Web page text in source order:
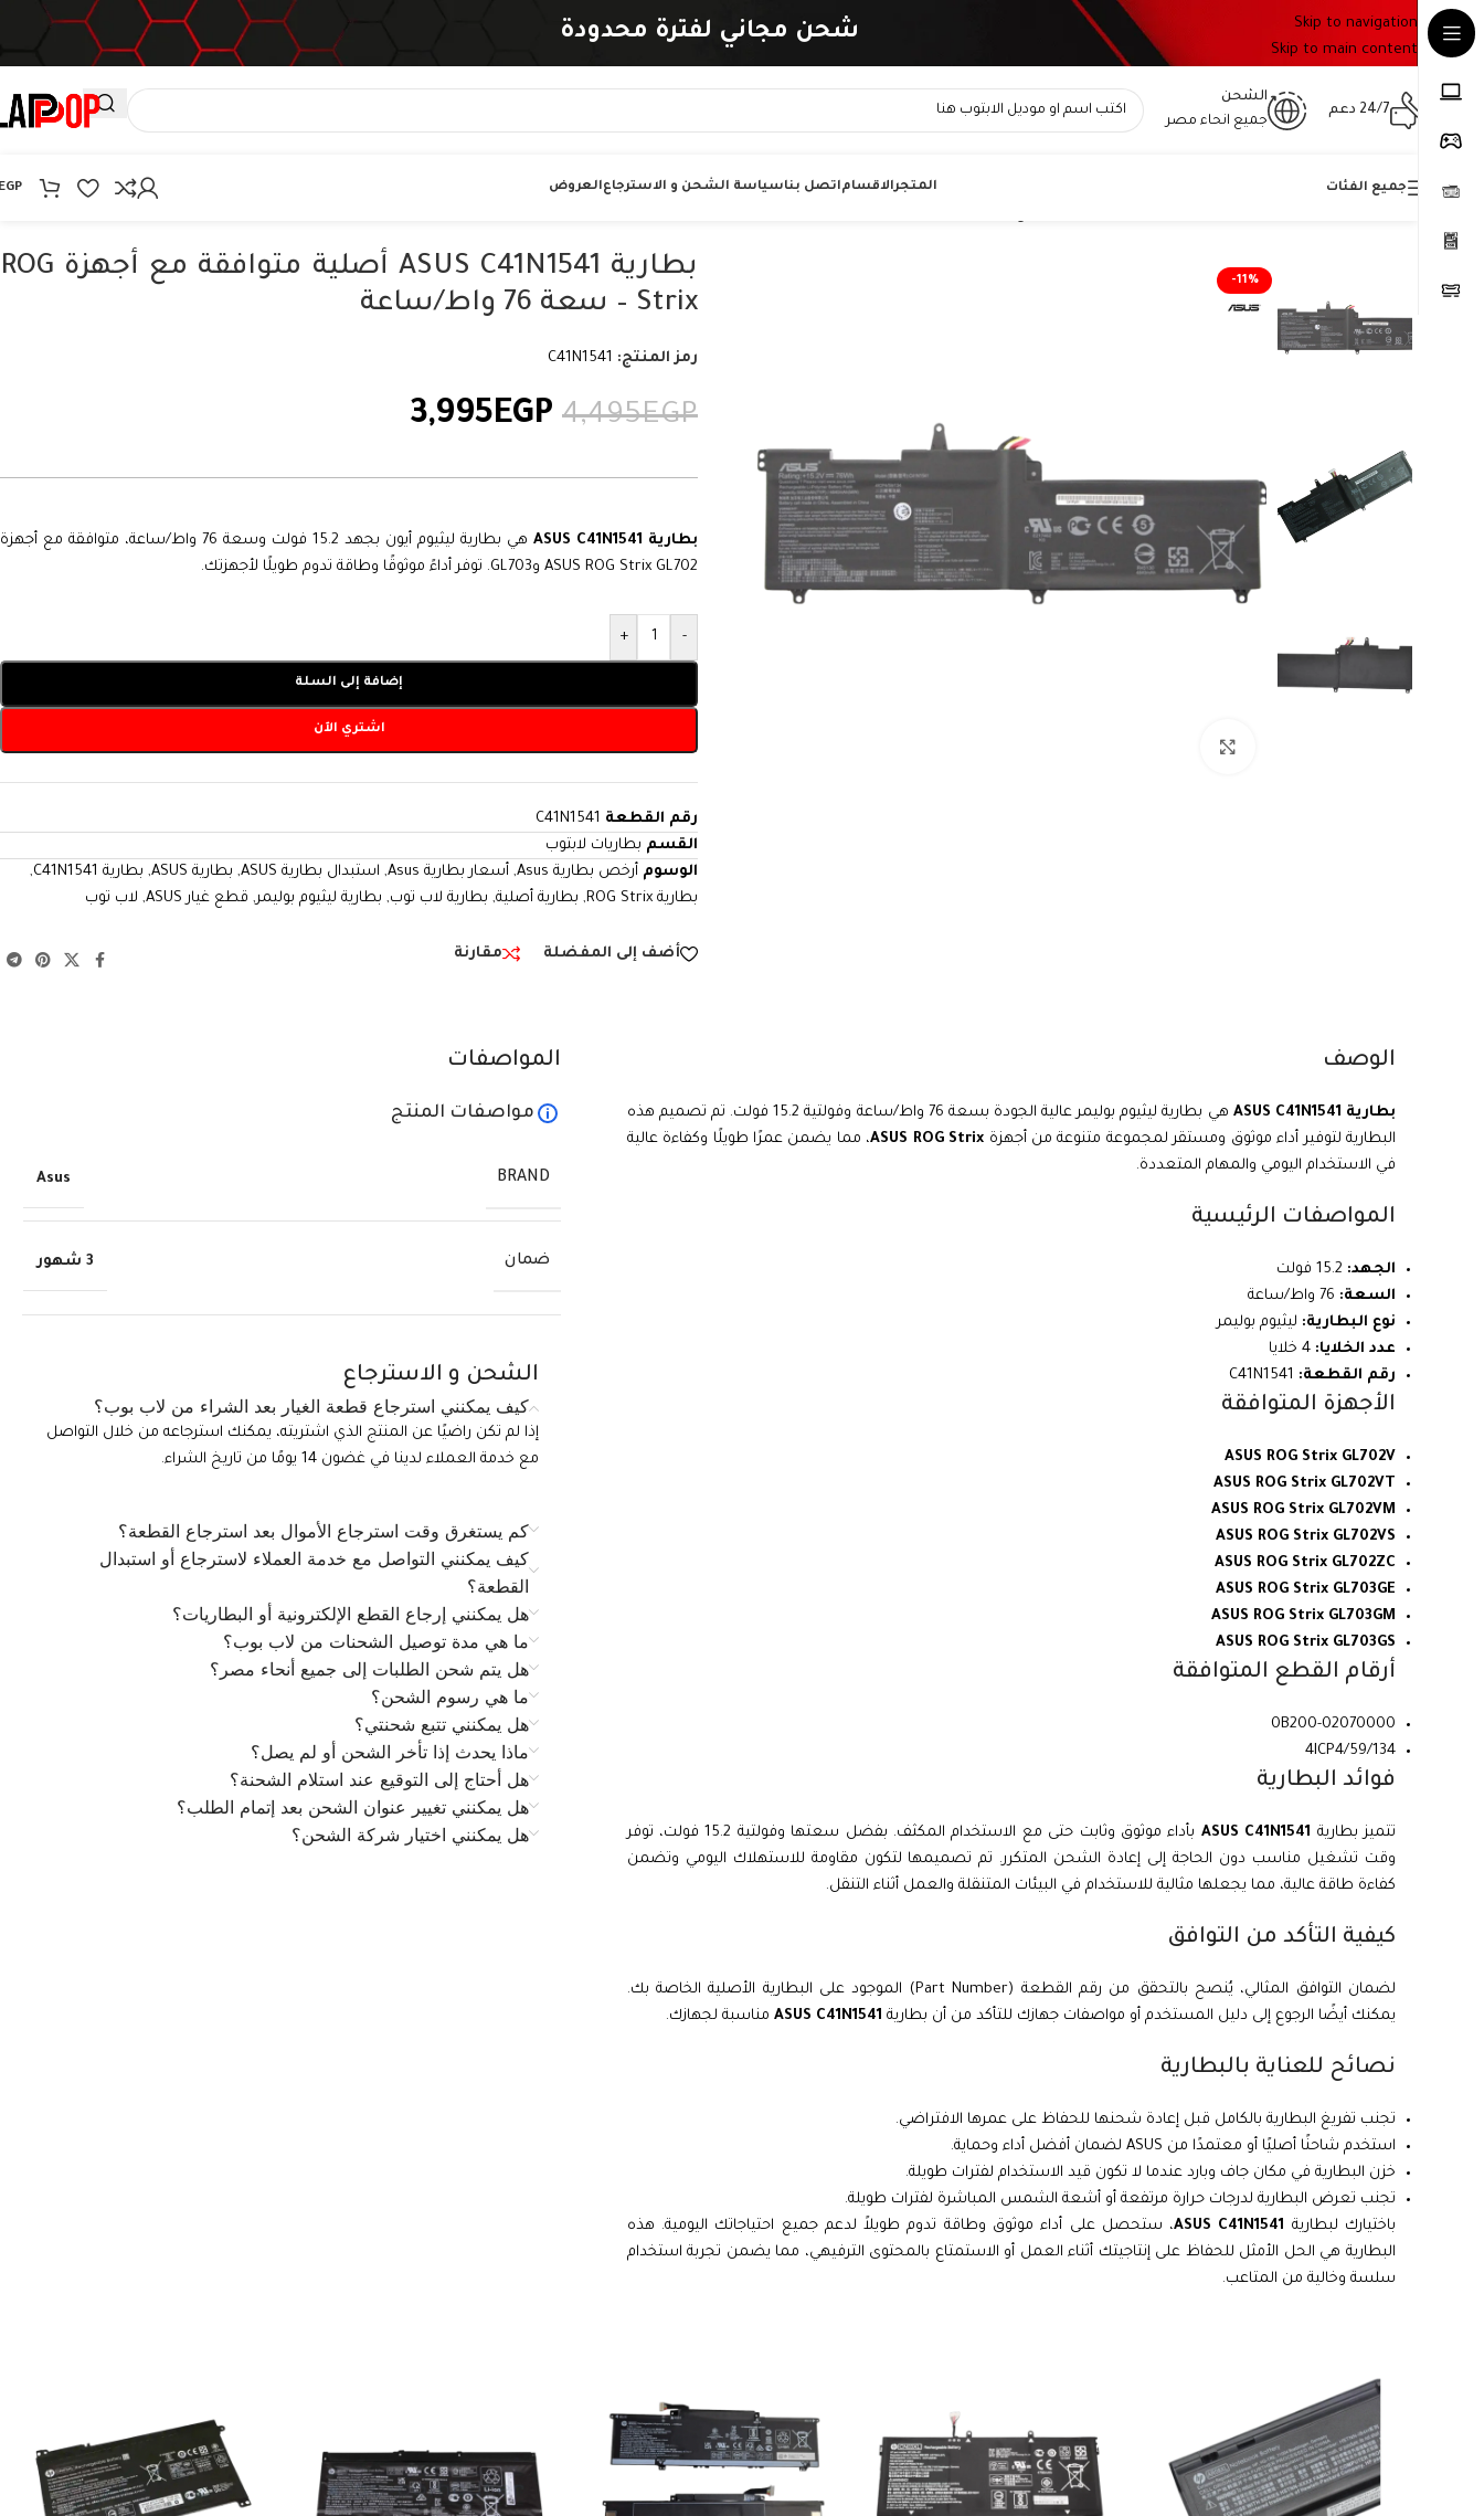
Skip to navigation
Skip to main content
شحن مجاني لفترة محدودة
24/7 دعم
الشحن
جميع انحاء مصر
جميع الفئات المتجرالاقساماتصل بناسياسة الشحن و الاسترجاعالعروض
-11%
بطارية ASUS C41N1541 أصلية متوافقة مع أجهزة ROG
Strix – سعة 76 واط/ساعة
رمز المنتج: C41N1541
4,495EGP
3,995EGP
بطارية ASUS C41N1541
هي بطارية ليثيوم أيون بجهد 15.2 فولت وسعة 76 واط/ساعة، متوافقة مع أجهزة
ASUS ROG Strix GL702 وGL703. توفر أداءً موثوقًا وطاقة تدوم طويلًا لأجهزتك.
-
+
إضافة إلى السلة
اشتري الآن
رقم القطعة C41N1541
القسم بطاريات لابتوب
الوسوم أرخص بطارية Asus , أسعار بطارية Asus , استبدال بطارية ASUS , بطارية ASUS , بطارية C41N1541
,
بطارية ROG Strix
, بطارية أصلية, بطارية لاب توب, بطارية ليثيوم بوليمر, قطع غيار ASUS , لاب توب
أضف إلى المفضلة مقارنة
الوصف
بطارية ASUS C41N1541
هي بطارية ليثيوم بوليمر عالية الجودة بسعة 76 واط/ساعة وفولتية 15.2 فولت. تم تصميم هذه
البطارية لتوفير أداء موثوق ومستقر لمجموعة متنوعة من أجهزة ASUS ROG Strix، مما يضمن عمرًا طويلًا وكفاءة عالية
في الاستخدام اليومي والمهام المتعددة.
المواصفات الرئيسية
الجهد:
السعة:
نوع البطارية: ليثيوم بوليمر
عدد الخلايا:
رقم القطعة:
الأجهزة المتوافقة
ASUS ROG Strix GL702V
ASUS ROG Strix GL702VT
ASUS ROG Strix GL702VM
ASUS ROG Strix GL702VS
ASUS ROG Strix GL702ZC
ASUS ROG Strix GL703GE
ASUS ROG Strix GL703GM
ASUS ROG Strix GL703GS
أرقام القطع المتوافقة
0B200-02070000
4ICP4/59/134
فوائد البطارية
تتميز بطارية ASUS C41N1541
بأداء موثوق وثابت حتى مع الاستخدام المكثف. بفضل سعتها وفولتية 15.2 فولت، توفر
وقت تشغيل مناسب دون الحاجة إلى إعادة الشحن المتكرر. تم تصميمها لتكون مقاومة للاستهلاك اليومي وتضمن
كفاءة طاقة عالية، مما يجعلها مثالية للاستخدام في البيئات المتنقلة والعمل أثناء التنقل.
كيفية التأكد من التوافق
لضمان التوافق المثالي، يُنصح بالتحقق من رقم القطعة (Part Number) الموجود على البطارية الأصلية الخاصة بك.
يمكنك أيضًا الرجوع إلى دليل المستخدم أو مواصفات جهازك للتأكد من أن بطارية ASUS C41N1541 مناسبة لجهازك.
نصائح للعناية بالبطارية
تجنب تفريغ البطارية بالكامل قبل إعادة شحنها للحفاظ على عمرها الافتراضي.
استخدم شاحنًا أصليًا أو معتمدًا من ASUS لضمان أفضل أداء وحماية.
خزن البطارية في مكان جاف وبارد عندما لا تكون قيد الاستخدام لفترات طويلة.
تجنب تعرض البطارية لدرجات حرارة مرتفعة أو أشعة الشمس المباشرة لفترات طويلة.
باختيارك لبطارية ASUS C41N1541، ستحصل على أداء موثوق وطاقة تدوم طويلاً لدعم جميع احتياجاتك اليومية. هذه
البطارية هي الحل الأمثل للحفاظ على إنتاجيتك أثناء العمل أو الاستمتاع بالمحتوى الترفيهي، مما يضمن تجربة استخدام
سلسة وخالية من المتاعب.
المواصفات
مواصفات المنتج
BRAND
Asus
ضمان 3 شهور
الشحن و الاسترجاع
كيف يمكنني استرجاع قطعة الغيار بعد الشراء من لاب بوب؟
إذا لم تكن راضيًا عن المنتج الذي اشتريته، يمكنك استرجاعه من خلال التواصل
مع خدمة العملاء لدينا في غضون 14 يومًا من تاريخ الشراء.
كم يستغرق وقت استرجاع الأموال بعد استرجاع القطعة؟
كيف يمكنني التواصل مع خدمة العملاء لاسترجاع أو استبدال
القطعة؟
هل يمكنني إرجاع القطع الإلكترونية أو البطاريات؟
ما هي مدة توصيل الشحنات من لاب بوب؟
هل يتم شحن الطلبات إلى جميع أنحاء مصر؟
ما هي رسوم الشحن؟
هل يمكنني تتبع شحنتي؟
ماذا يحدث إذا تأخر الشحن أو لم يصل؟
هل أحتاج إلى التوقيع عند استلام الشحنة؟
هل يمكنني تغيير عنوان الشحن بعد إتمام الطلب؟
هل يمكنني اختيار شركة الشحن؟